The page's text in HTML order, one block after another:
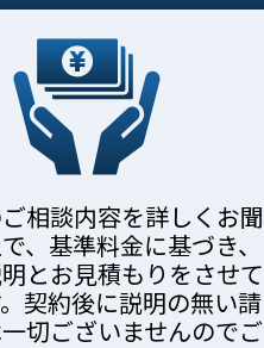
相談内容を詳しくお聞
、基準料金に基づき、
とお見積もりをさせて
契約後に説明の無い請
切ございませんのでご